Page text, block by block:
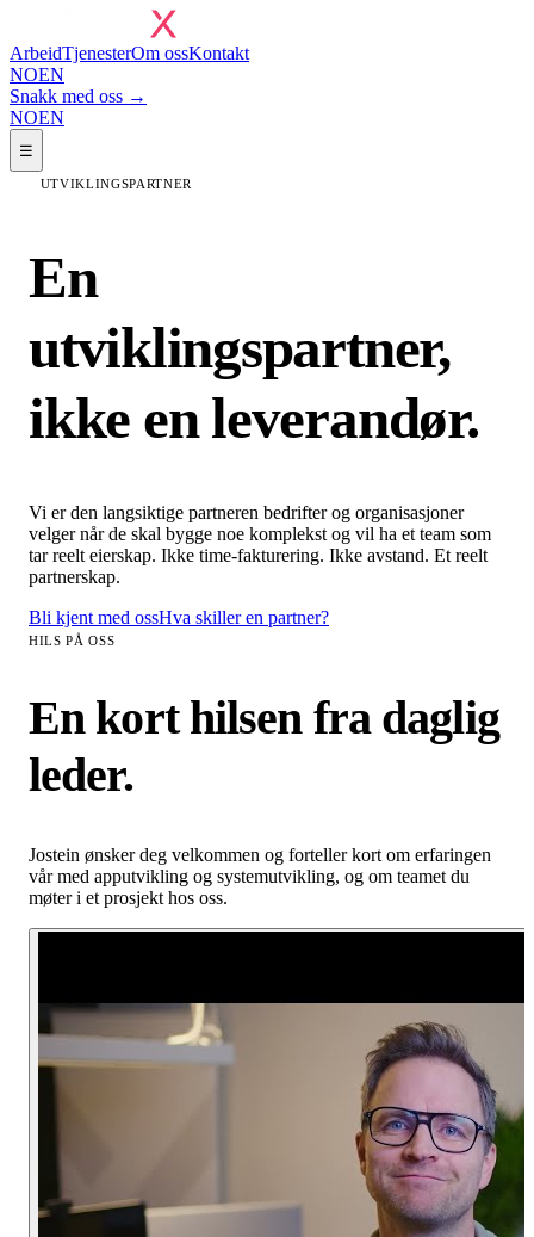
ArbeidTjenesterOm ossKontakt
NOEN
Snakk med oss →
NOEN
☰
UTVIKLINGSPARTNER
En
utviklingspartner,
ikke en leverandør.
Vi er den langsiktige partneren bedrifter og organisasjoner
velger når de skal bygge noe komplekst og vil ha et team som
tar reelt eierskap. Ikke time-fakturering. Ikke avstand. Et reelt
partnerskap.
Bli kjent med ossHva skiller en partner?
HILS PÅ OSS
En kort hilsen fra daglig
leder.
Jostein ønsker deg velkommen og forteller kort om erfaringen
vår med apputvikling og systemutvikling, og om teamet du
møter i et prosjekt hos oss.